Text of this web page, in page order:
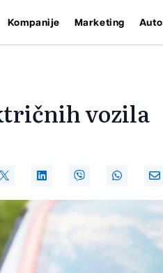
Kompanije Marketing Auto
vozila